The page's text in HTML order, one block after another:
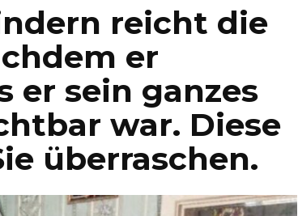
reicht die
er
er sein ganzes
war. Diese
überraschen.